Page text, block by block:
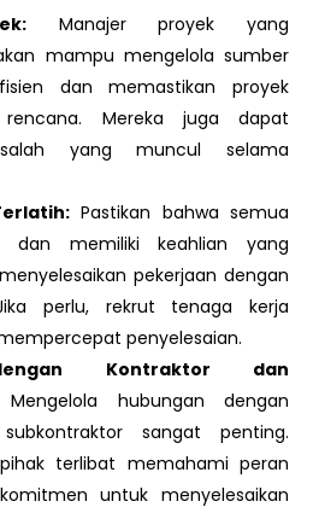
Manajer proyek yang
mampu mengelola sumber
dan memastikan proyek
Mereka juga dapat
yang muncul selama
Pastikan bahwa semua
dan memiliki keahlian yang
pekerjaan dengan
perlu, rekrut tenaga kerja
penyelesaian.
Kontraktor dan
Mengelola hubungan dengan
sangat penting.
terlibat memahami peran
untuk menyelesaikan